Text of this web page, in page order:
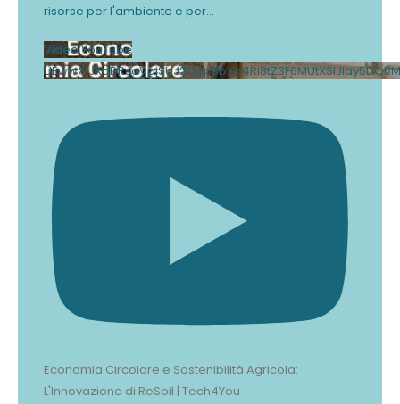
risorse per l'ambiente e per...
Video YouTube
Economia Circolare e Sostenibilità Agricola:
L'Innovazione di ReSoil | Tech4You